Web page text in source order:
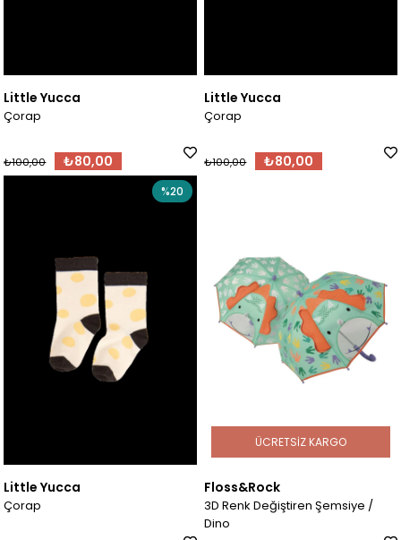
Little Yucca
Çorap
₺80,00
₺100,00
Little Yucca
Çorap
₺80,00
₺100,00
Little Yucca
Çorap
%20
Floss&Rock
3D Renk Değiştiren Şemsiye /
Dino
ÜCRETSIZ KARGO